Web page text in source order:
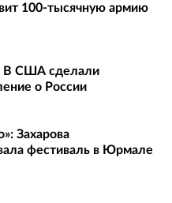
100-тысячную армию
В США сделали
о России
Захарова
фестиваль в Юрмале